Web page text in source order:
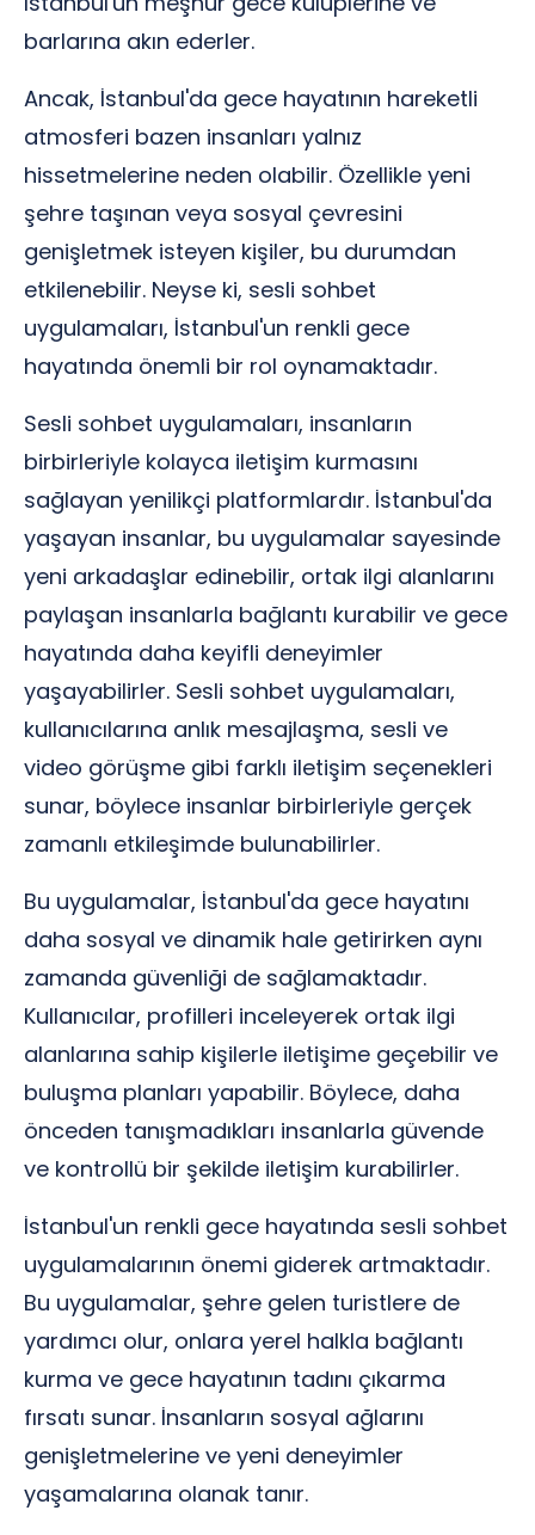
barlarına akın ederler.
Ancak, İstanbul'da gece hayatının hareketli
atmosferi bazen insanları yalnız
hissetmelerine neden olabilir. Özellikle yeni
şehre taşınan veya sosyal çevresini
genişletmek isteyen kişiler, bu durumdan
etkilenebilir. Neyse ki, sesli sohbet
uygulamaları, İstanbul'un renkli gece
hayatında önemli bir rol oynamaktadır.
Sesli sohbet uygulamaları, insanların
birbirleriyle kolayca iletişim kurmasını
sağlayan yenilikçi platformlardır. İstanbul'da
yaşayan insanlar, bu uygulamalar sayesinde
yeni arkadaşlar edinebilir, ortak ilgi alanlarını
paylaşan insanlarla bağlantı kurabilir ve gece
hayatında daha keyifli deneyimler
yaşayabilirler. Sesli sohbet uygulamaları,
kullanıcılarına anlık mesajlaşma, sesli ve
video görüşme gibi farklı iletişim seçenekleri
sunar, böylece insanlar birbirleriyle gerçek
zamanlı etkileşimde bulunabilirler.
Bu uygulamalar, İstanbul'da gece hayatını
daha sosyal ve dinamik hale getirirken aynı
zamanda güvenliği de sağlamaktadır.
Kullanıcılar, profilleri inceleyerek ortak ilgi
alanlarına sahip kişilerle iletişime geçebilir ve
buluşma planları yapabilir. Böylece, daha
önceden tanışmadıkları insanlarla güvende
ve kontrollü bir şekilde iletişim kurabilirler.
İstanbul'un renkli gece hayatında sesli sohbet
uygulamalarının önemi giderek artmaktadır.
Bu uygulamalar, şehre gelen turistlere de
yardımcı olur, onlara yerel halkla bağlantı
kurma ve gece hayatının tadını çıkarma
fırsatı sunar. İnsanların sosyal ağlarını
genişletmelerine ve yeni deneyimler
yaşamalarına olanak tanır.